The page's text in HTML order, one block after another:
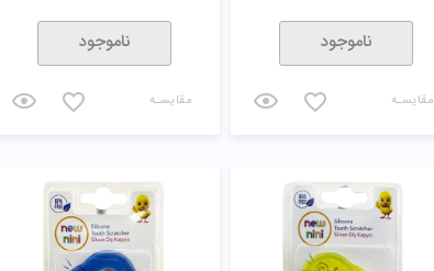
ناموجود
مقایسـه
ناموجود
مقایسـه